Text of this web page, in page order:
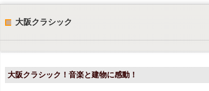
大阪クラシック
大阪クラシック！音楽と建物に感動！